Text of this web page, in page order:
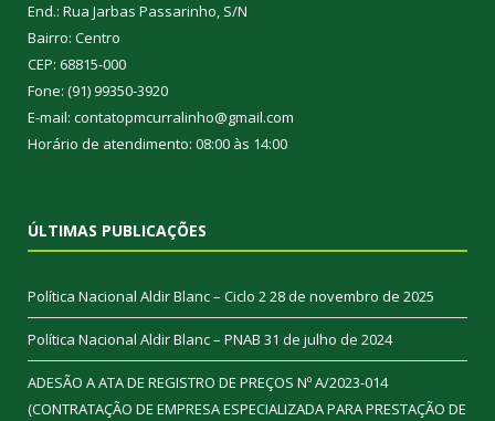
End.: Rua Jarbas Passarinho, S/N
Bairro: Centro
CEP: 68815-000
Fone: (91) 99350-3920
E-mail: contatopmcurralinho@gmail.com
Horário de atendimento: 08:00 às 14:00
ÚLTIMAS PUBLICAÇÕES
Política Nacional Aldir Blanc – Ciclo 228 de novembro de 2025
Política Nacional Aldir Blanc – PNAB 31 de julho de 2024
ADESÃO A ATA DE REGISTRO DE PREÇOS Nº A/2023-014
(CONTRATAÇÃO DE EMPRESA ESPECIALIZADA PARA PRESTAÇÃO DE